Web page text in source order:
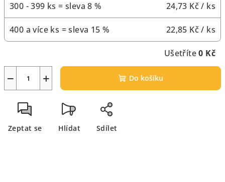
300 - 399 ks = sleva 8 % 24,73 Kč/ ks
400 a více ks = sleva 15 % 22,85 Kč/ ks
Ušetříte0 Kč
+
− Do košíku
Zeptat se Hlídat Sdílet